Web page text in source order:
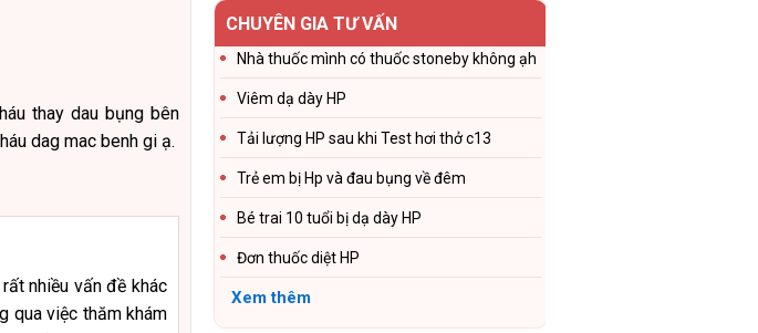
thay dau bụng bên
dag mac benh gi ạ.
nhiều vấn đề khác
qua việc thăm khám
CHUYÊN GIA TƯ VẤN
Nhà thuốc mình có thuốc stoneby không ạh
Viêm dạ dày HP
Tải lượng HP sau khi Test hơi thở c13
Trẻ em bị Hp và đau bụng về đêm
Bé trai 10 tuổi bị dạ dày HP
Đơn thuốc diệt HP
Xem thêm